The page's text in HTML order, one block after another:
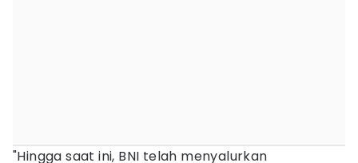
"Hingga saat ini, BNI telah menyalurkan